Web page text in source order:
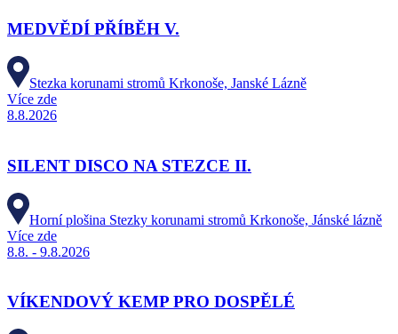
MEDVĚDÍ PŘÍBĚH V.
Stezka korunami stromů Krkonoše, Janské Lázně
Více zde
8.8.2026
SILENT DISCO NA STEZCE II.
Horní plošina Stezky korunami stromů Krkonoše, Jánské lázně
Více zde
8.8. - 9.8.2026
VÍKENDOVÝ KEMP PRO DOSPĚLÉ